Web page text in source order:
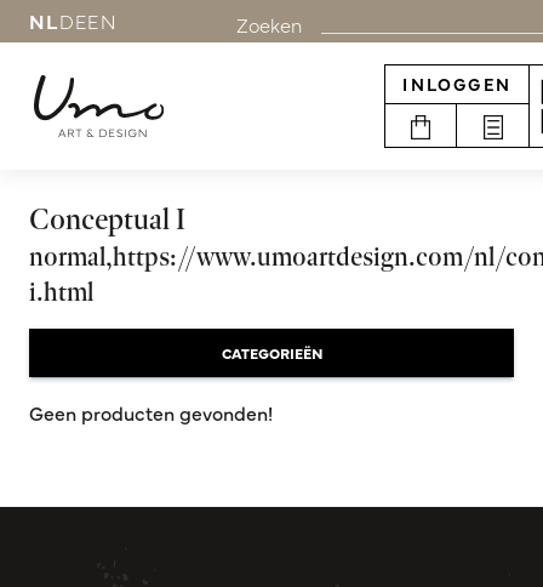
NLDEEN Zoeken
INLOGGEN
Conceptual I
normal,https://www.umoartdesign.com/nl/
i.html
CATEGORIEËN
Geen producten gevonden!